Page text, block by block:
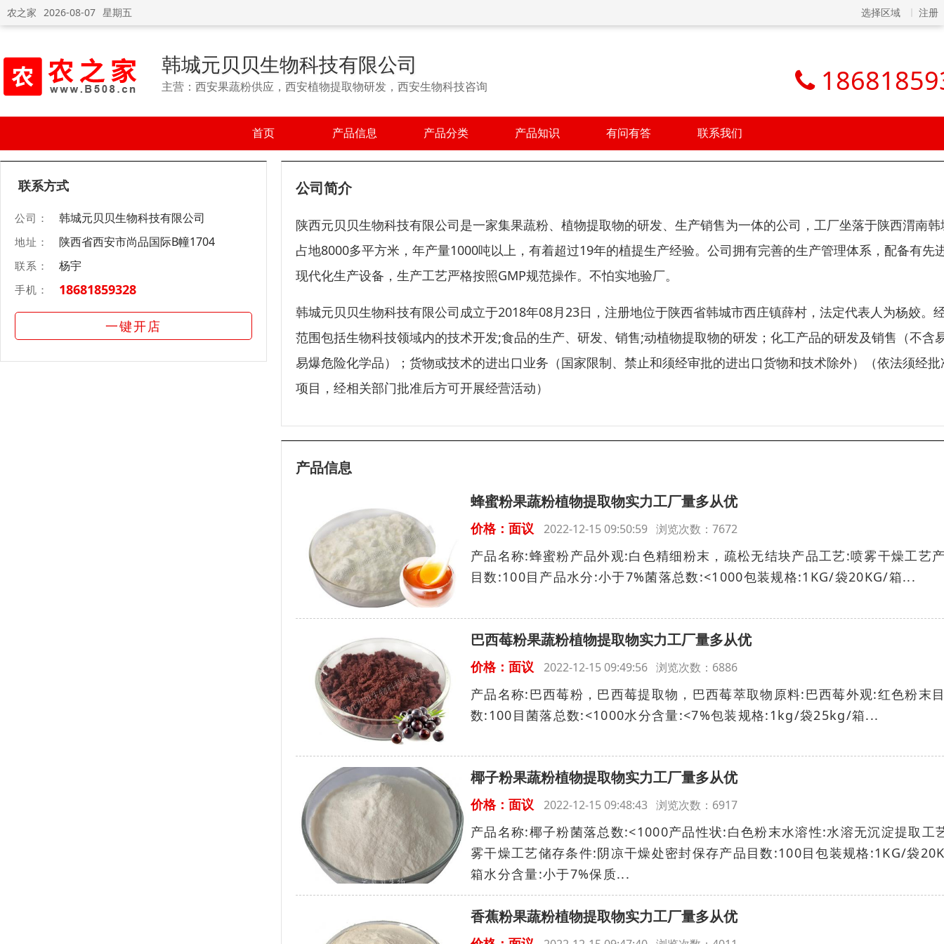
农之家 2026-08-07 星期五 选择区域 注册
韩城元贝贝生物科技有限公司
主营：西安果蔬粉供应，西安植物提取物研发，西安生物科技咨询
首页 产品信息 产品分类 产品知识 有问有答 联系我们
联系方式
公司： 韩城元贝贝生物科技有限公司
地址： 陕西省西安市尚品国际B幢1704
联系： 杨宇
手机： 18681859328
一键开店
公司简介
陕西元贝贝生物科技有限公司是一家集果蔬粉、植物提取物的研发、生产销售为一体的公司，工厂坐落于陕西渭南韩
占地8000多平方米，年产量1000吨以上，有着超过19年的植提生产经验。公司拥有完善的生产管理体系，配备有先
现代化生产设备，生产工艺严格按照GMP规范操作。不怕实地验厂。
韩城元贝贝生物科技有限公司成立于2018年08月23日，注册地位于陕西省韩城市西庄镇薛村，法定代表人为杨姣。
范围包括生物科技领域内的技术开发;食品的生产、研发、销售;动植物提取物的研发；化工产品的研发及销售（不含
易爆危险化学品）；货物或技术的进出口业务（国家限制、禁止和须经审批的进出口货物和技术除外）（依法须经批
项目，经相关部门批准后方可开展经营活动）
产品信息
蜂蜜粉果蔬粉植物提取物实力工厂量多从优
价格：面议 2022-12-15 09:50:59 浏览次数：7672
产品名称:蜂蜜粉产品外观:白色精细粉末，疏松无结块产品工艺:喷雾干燥工艺
目数:100目产品水分:小于7%菌落总数:<1000包装规格:1KG/袋20KG/箱...
巴西莓粉果蔬粉植物提取物实力工厂量多从优
价格：面议 2022-12-15 09:49:56 浏览次数：6886
产品名称:巴西莓粉，巴西莓提取物，巴西莓萃取物原料:巴西莓外观:红色粉末
数:100目菌落总数:<1000水分含量:<7%包装规格:1kg/袋25kg/箱...
椰子粉果蔬粉植物提取物实力工厂量多从优
价格：面议 2022-12-15 09:48:43 浏览次数：6917
产品名称:椰子粉菌落总数:<1000产品性状:白色粉末水溶性:水溶无沉淀提取工
雾干燥工艺储存条件:阴凉干燥处密封保存产品目数:100目包装规格:1KG/袋
箱水分含量:小于7%保质...
香蕉粉果蔬粉植物提取物实力工厂量多从优